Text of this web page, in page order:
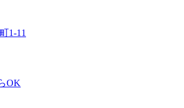
1-11
OK